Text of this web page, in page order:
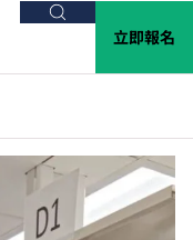
搜尋
立即報名